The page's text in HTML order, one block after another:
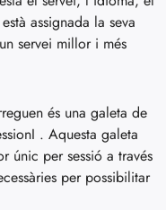
assignada la seva
servei millor i més
és una galeta de
. Aquesta galeta
únic per sessió a través
per possibilitar